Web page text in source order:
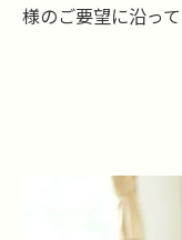
様のご要望に沿っ